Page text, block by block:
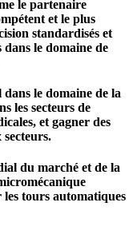
le partenaire
et le plus
standardisés et
dans le domaine de
le domaine de la
les secteurs de
et gagner des
du marché et de la
tours automatiques